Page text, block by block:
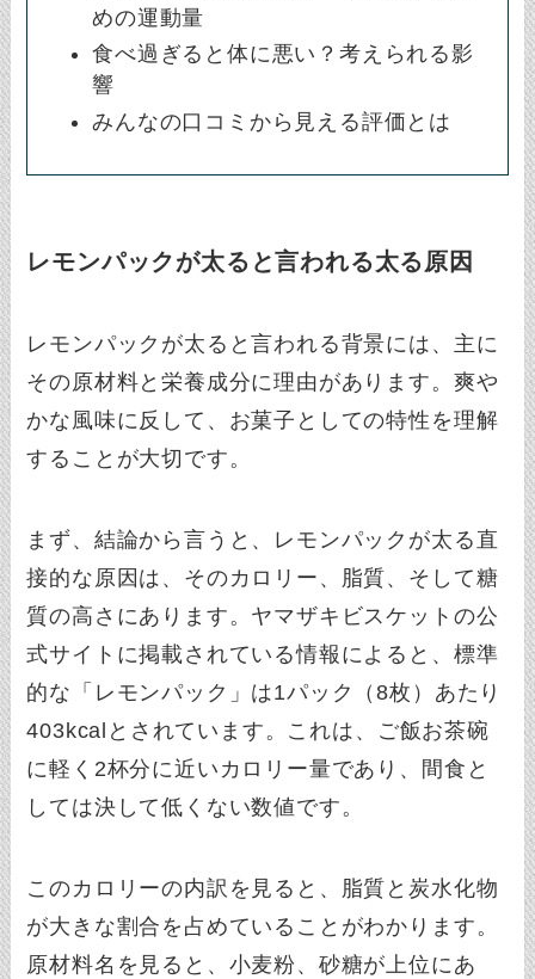
めの運動量
食べ過ぎると体に悪い？考えられる影
響
みんなの口コミから見える評価とは
レモンパックが太ると言われる太る原因
レモンパックが太ると言われる背景には、主に
その原材料と栄養成分に理由があります。爽や
かな風味に反して、お菓子としての特性を理解
することが大切です。
まず、結論から言うと、レモンパックが太る直
接的な原因は、そのカロリー、脂質、そして糖
質の高さにあります。ヤマザキビスケットの公
式サイトに掲載されている情報によると、標準
的な「レモンパック」は1パック（8枚）あたり
403kcalとされています。これは、ご飯お茶碗
に軽く2杯分に近いカロリー量であり、間食と
しては決して低くない数値です。
このカロリーの内訳を見ると、脂質と炭水化物
が大きな割合を占めていることがわかります。
原材料名を見ると、小麦粉、砂糖が上位にあ